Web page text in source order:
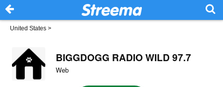
United States >
BIGGDOGG RADIO WILD 97.7
Web